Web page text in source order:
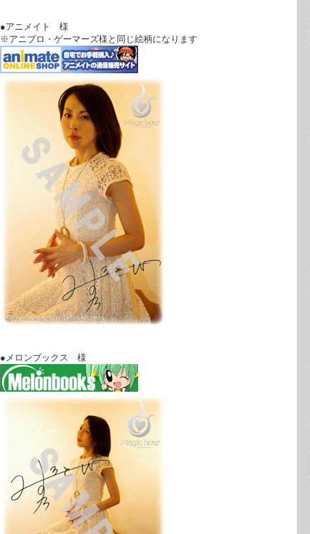
●アニメイト 様
※アニブロ・ゲーマーズ様と同じ絵柄になります
●メロンブックス 様